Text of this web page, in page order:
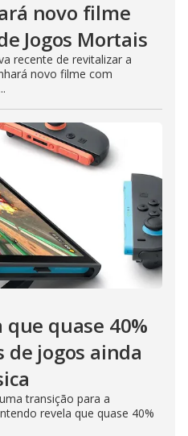
novo filme
Jogos Mortais
recente de revitalizar a
novo filme com
quase 40%
de jogos ainda
transição para a
revela que quase 40%